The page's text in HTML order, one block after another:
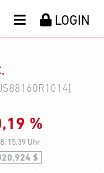
LOGIN
%
15:39 Uhr
$